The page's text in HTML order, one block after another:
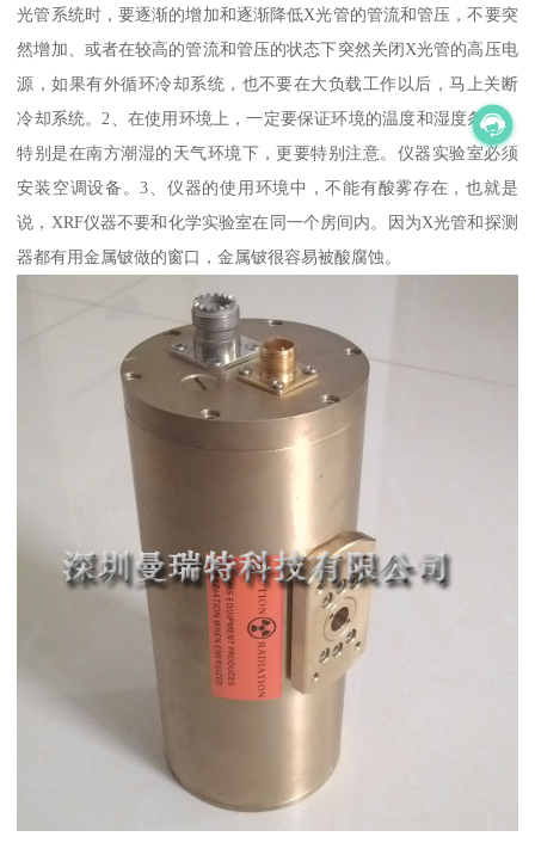
光管系统时，要逐渐的增加和逐渐降低X光管的管流和管压，不要突
然增加、或者在较高的管流和管压的状态下突然关闭X光管的高压电
源，如果有外循环冷却系统，也不要在大负载工作以后，马上关断
冷却系统。2、在使用环境上，一定要保证环境的温度和湿度条件，
特别是在南方潮湿的天气环境下，更要特别注意。仪器实验室必须
安装空调设备。3、仪器的使用环境中，不能有酸雾存在，也就是
说，XRF仪器不要和化学实验室在同一个房间内。因为X光管和探测
器都有用金属铍做的窗口，金属铍很容易被酸腐蚀。